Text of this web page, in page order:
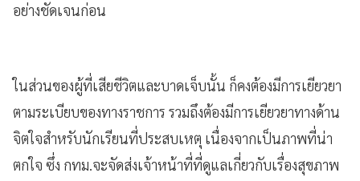
อย่างชัดเจนก่อน​
ในส่วนของผู้ที่เสียชีวิตและบาดเจ็บนั้น​ ก็คงต้องมีการเยียวยา
ตามระเบียบของทางราชการ รวมถึงต้องมีการเยียวยาทางด้าน
จิตใจสำหรับนักเรียนที่ประสบเหตุ เนื่องจากเป็นภาพที่น่า
ตกใจ ซึ่ง กทม.จะจัดส่งเจ้าหน้าที่ที่ดูแลเกี่ยวกับเรื่องสุขภาพ